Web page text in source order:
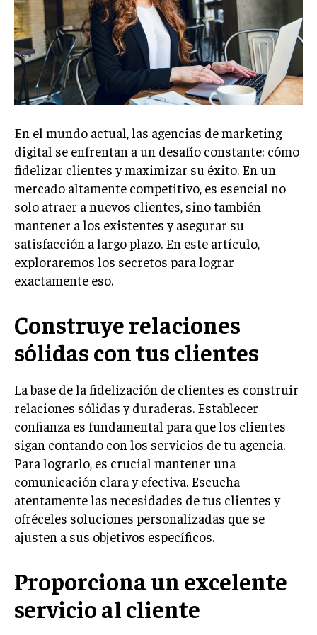
We have a curated list of the most noteworthy news from all
across the globe. With any subscription plan, you get access
toexclusive articlesthat let you stay ahead of the curve.
Your Profile
LIFESTYLE
MARKETING
AGENCIAS DE MARKETING
AGENCIAS DE POSICIONAMIENTO WEB SEO
VENTA DE ENLACES
MARKETING DIGITAL
PUBLICIDAD
VENTAS Y PERSUASIÓN
COMUNICACIÓN CORPORATIVA
GESTIÓN DE MARCA
En el mundo actual, las agencias de marketing
digital se enfrentan a un desafío constante: cómo
fidelizar clientes y maximizar su éxito. En un
mercado altamente competitivo, es esencial no
solo atraer a nuevos clientes, sino también
mantener a los existentes y asegurar su
satisfacción a largo plazo. En este artículo,
exploraremos los secretos para lograr
exactamente eso.
Construye relaciones
sólidas con tus clientes
La base de la fidelización de clientes es construir
relaciones sólidas y duraderas. Establecer
confianza es fundamental para que los clientes
sigan contando con los servicios de tu agencia.
Para lograrlo, es crucial mantener una
comunicación clara y efectiva. Escucha
atentamente las necesidades de tus clientes y
ofréceles soluciones personalizadas que se
ajusten a sus objetivos específicos.
Proporciona un excelente
servicio al cliente